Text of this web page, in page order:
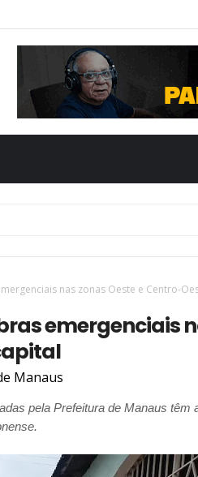
nas zonas Oeste e Centro-
emergenciais
Manaus
pela Prefeitura de Manaus têm